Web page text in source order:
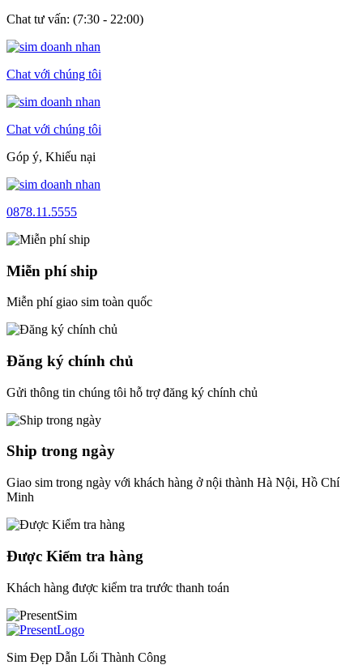
Chat tư vấn: (7:30 - 22:00)
Chat với chúng tôi
Chat với chúng tôi
Góp ý, Khiếu nại
0878.11.5555
Miễn phí ship
Miễn phí giao sim toàn quốc
Đăng ký chính chủ
Gửi thông tin chúng tôi hỗ trợ đăng ký chính chủ
Ship trong ngày
Giao sim trong ngày với khách hàng ở nội thành Hà Nội, Hồ Chí
Minh
Được Kiểm tra hàng
Khách hàng được kiểm tra trước thanh toán
Sim Đẹp Dẫn Lối Thành Công